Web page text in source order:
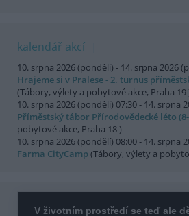
kalendář akcí
10. srpna 2026 (pondělí) - 14. srpna 2026
Hrajeme si v Pralese - 2. turnus
(Tábory, výlety a pobytové akce, Praha 19
10. srpna 2026 (pondělí) 07:30 - 14. srpna
Příměstský tábor Přírodovědecké léto
pobytové akce, Praha 18 )
10. srpna 2026 (pondělí) 08:00 - 14. srpna
Farma CityCamp (Tábory, výlety a